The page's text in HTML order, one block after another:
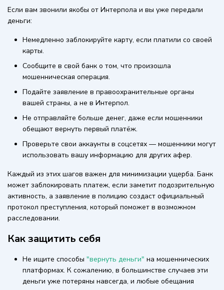
Если вам звонили якобы от Интерпола и вы уже передали
деньги:
Немедленно заблокируйте карту, если платили со своей
карты.
Сообщите в свой банк о том, что произошла
мошенническая операция.
Подайте заявление в правоохранительные органы
вашей страны, а не в Интерпол.
Не отправляйте больше денег, даже если мошенники
обещают вернуть первый платёж.
Проверьте свои аккаунты в соцсетях — мошенники могут
использовать вашу информацию для других афер.
Каждый из этих шагов важен для минимизации ущерба. Банк
может заблокировать платеж, если заметит подозрительную
активность, а заявление в полицию создаст официальный
протокол преступления, который поможет в возможном
расследовании.
Как защитить себя
Не ищите способы "вернуть деньги" на мошеннических
платформах. К сожалению, в большинстве случаев эти
деньги уже потеряны навсегда, и любые обещания